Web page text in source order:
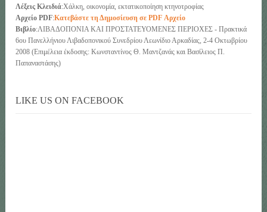
Λέξεις Κλειδιά:Χάλκη, οικονομία, εκτατικοποίηση κτηνοτροφίας
Αρχείο PDF:Κατεβάστε τη Δημοσίευση σε PDF Αρχείο
Βιβλίο:ΛΙΒΑΔΟΠΟΝΙΑ ΚΑΙ ΠΡΟΣΤΑΤΕΥΟΜΕΝΕΣ ΠΕΡΙΟΧΕΣ - Πρακτικά
6ου Πανελλήνιου Λιβαδοπονικού Συνεδρίου Λεωνίδιο Αρκαδίας, 2-4 Οκτωβρίου
2008 (Επιμέλεια έκδοσης: Κωνσταντίνος Θ. Μαντζανάς και Βασίλειος Π.
Παπαναστάσης)
LIKE US ON FACEBOOK